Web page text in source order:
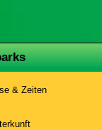
& Zeiten